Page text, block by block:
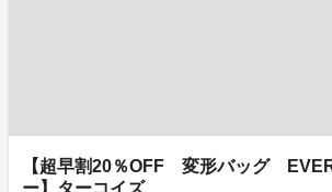
【超早割20％OFF 変形バッグ